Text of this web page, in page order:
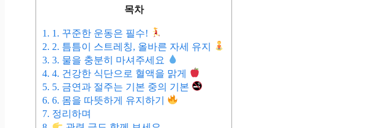
목차
1. 1. 꾸준한 운동은 필수!
2. 2. 틈틈이 스트레칭, 올바른 자세 유지
3. 3. 물을 충분히 마셔주세요
4. 4. 건강한 식단으로 혈액을 맑게
5. 5. 금연과 절주는 기본 중의 기본
6. 6. 몸을 따뜻하게 유지하기
7. 정리하며